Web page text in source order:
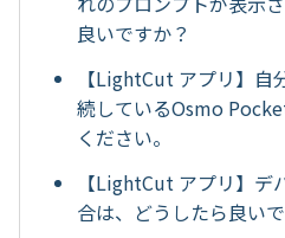
良いですか？
【LightCut アプリ】自
続しているOsmo
ください。
【LightCut アプリ】デ
合は、どうしたら良い